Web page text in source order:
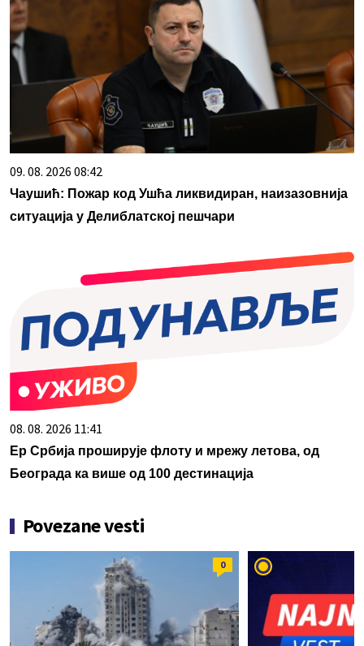
09. 08. 2026 08:42
Чаушић: Пожар код Ушћа ликвидиран, наизазовнија
ситуација у Делиблатској пешчари
08. 08. 2026 11:41
Ер Србија проширује флоту и мрежу летова, од
Београда ка више од 100 дестинација
Povezane vesti
0